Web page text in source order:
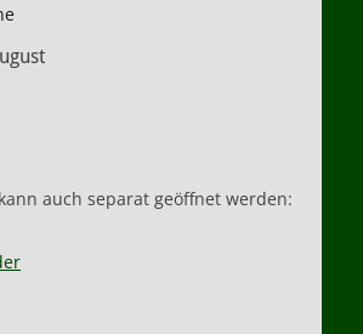
auch separat geöffnet werden: